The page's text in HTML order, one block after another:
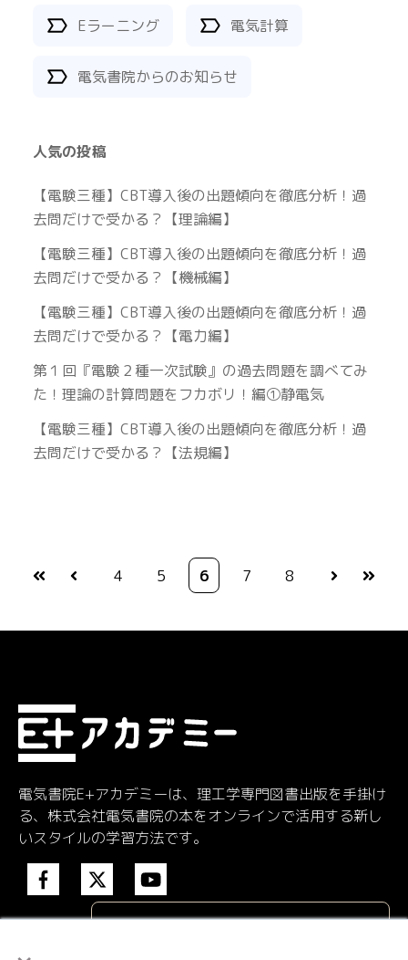
Eラーニング 電気計算
電気書院からのお知らせ
人気の投稿
【電験三種】CBT導入後の出題傾向を徹底分析！過
去問だけで受かる？【理論編】
【電験三種】CBT導入後の出題傾向を徹底分析！過
去問だけで受かる？【機械編】
【電験三種】CBT導入後の出題傾向を徹底分析！過
去問だけで受かる？【電力編】
第１回『電験２種一次試験』の過去問題を調べてみ
た！理論の計算問題をフカボリ！編①静電気
【電験三種】CBT導入後の出題傾向を徹底分析！過
去問だけで受かる？【法規編】
最初 前へ
4 5 6 7 8
次へ 最後
電気書院E+アカデミーは、理工学専門図書出版を手掛け
る、株式会社電気書院の本をオンラインで活用する新し
いスタイルの学習方法です。